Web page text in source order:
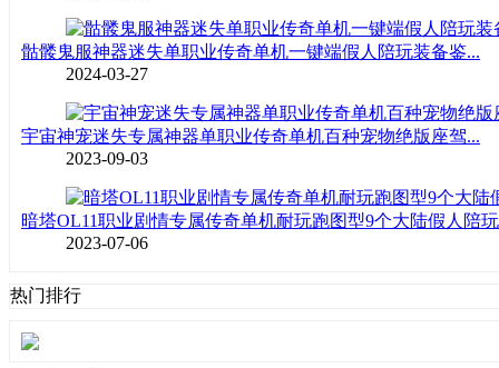
骷髅鬼服神器迷失单职业传奇单机一键端假人陪玩装备鉴...
2024-03-27
宇宙神宠迷失专属神器单职业传奇单机百种宠物绝版座驾...
2023-09-03
暗塔OL11职业剧情专属传奇单机耐玩跑图型9个大陆假人陪
2023-07-06
热门排行